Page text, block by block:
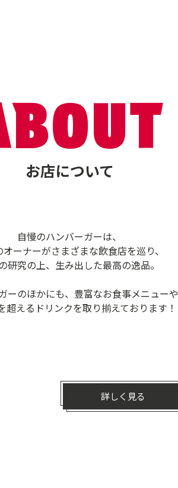
お店について
自慢のハンバーガーは、
オーナーがさまざまな飲食店を巡り、
研究の上、生み出した最高の逸品。
ーのほかにも、豊富なお食事メニューや
超えるドリンクを取り揃えております！
詳しく見る